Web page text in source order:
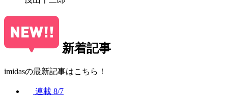
新着記事
imidasの最新記事はこちら！
連載 8/7